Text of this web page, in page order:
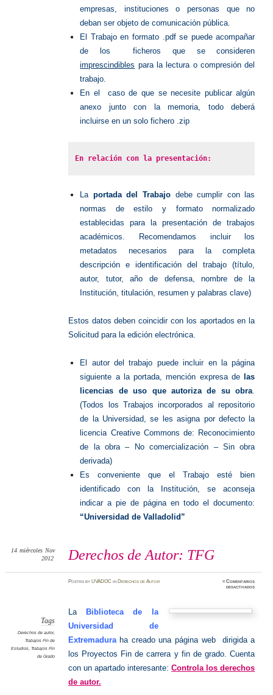
empresas, instituciones o personas que no
deban ser objeto de comunicación pública.
El Trabajo en formato .pdf se puede acompañar
de los ficheros que se consideren
imprescindibles para la lectura o compresión del
trabajo.
En el caso de que se necesite publicar algún
anexo junto con la memoria, todo deberá
incluirse en un solo fichero .zip
En relación con la presentación:
La portada del Trabajo debe cumplir con las
normas de estilo y formato normalizado
establecidas para la presentación de trabajos
académicos. Recomendamos incluir los
metadatos necesarios para la completa
descripción e identificación del trabajo (título,
autor, tutor, año de defensa, nombre de la
Institución, titulación, resumen y palabras clave)
Estos datos deben coincidir con los aportados en la
Solicitud para la edición electrónica.
El autor del trabajo puede incluir en la página
siguiente a la portada, mención expresa de
las
licencias de uso que autoriza de su obra
(Todos los Trabajos incorporados al repositorio
de la Universidad, se les asigna por defecto la
licencia Creative Commons de: Reconocimiento
de la obra – No comercialización – Sin obra
derivada)
Es conveniente que el Trabajo esté bien
identificado con la Institución, se aconseja
indicar a pie de página en todo el documento:
“Universidad de Valladolid”
Derechos de Autor: TFG
14 miércoles Nov
2012
PostedbyUVADOC in Derechos de Autor ≈Comentarios
desactivadosen
Tags
Derechos de autor,
Trabajos Fin de
Estudios, Trabajos Fin
de Grado
La
Biblioteca de la
Universidad de
Extremaduraha creado una página web dirigida a
los Proyectos Fin de carrera y fin de grado. Cuenta
con un apartado interesante: Controla los derechos
de autor.